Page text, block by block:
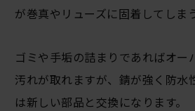
が巻真やリューズに固着してしま
ゴミや手垢の詰まりであればオー
汚れが取れますが、錆が強く防水
は新しい部品と交換になります。